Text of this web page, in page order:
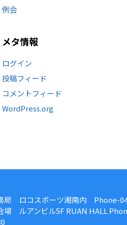
例会
メタ情報
ログイン
投稿フィード
コメントフィード
WordPress.org
局 ロコスポーツ湘南内 Phone-
場 ルアンビル5F RUAN HALL